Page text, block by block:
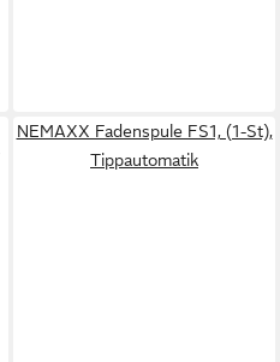
NEMAXX Fadenspule FS1, (1-St),
Tippautomatik